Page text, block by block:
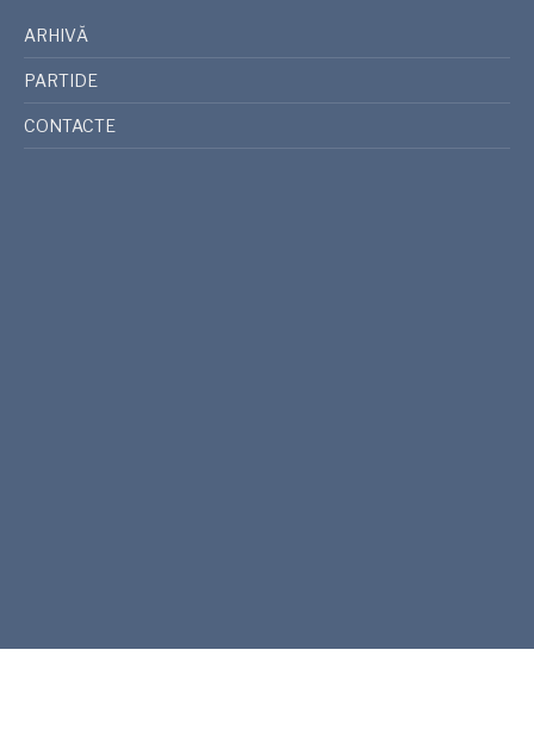
ARHIVĂ
PARTIDE
CONTACTE